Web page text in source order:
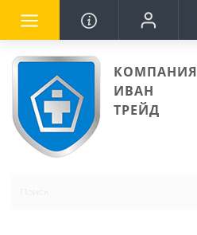
КОМПАНИЯ
ИВАН
ТРЕЙД